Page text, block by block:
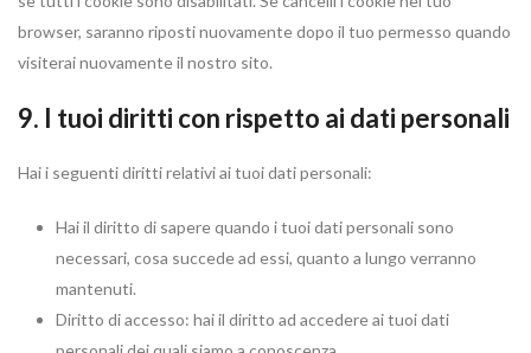
browser, saranno riposti nuovamente dopo il tuo permesso quando
visiterai nuovamente il nostro sito.
9. I tuoi diritti con rispetto ai dati personali
Hai i seguenti diritti relativi ai tuoi dati personali:
Hai il diritto di sapere quando i tuoi dati personali sono
necessari, cosa succede ad essi, quanto a lungo verranno
mantenuti.
Diritto di accesso: hai il diritto ad accedere ai tuoi dati